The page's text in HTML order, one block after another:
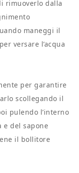
rimuoverlo dalla
maneggi il
versare l’acqua
per garantire
scollegando il
pulendo l’interno
e del sapone
il bollitore